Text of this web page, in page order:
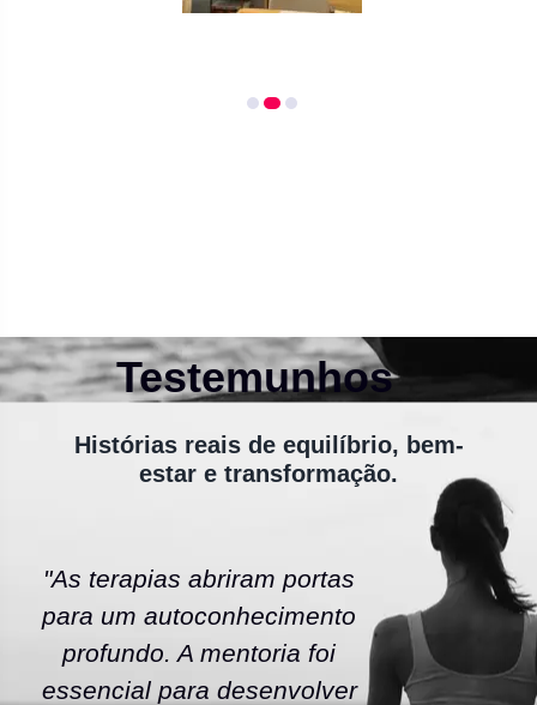
Testemunhos
Histórias reais de equilíbrio, bem-
estar e transformação.
"As terapias abriram portas
para um autoconhecimento
profundo. A mentoria foi
essencial para desenvolver
"A
escola
As
uma